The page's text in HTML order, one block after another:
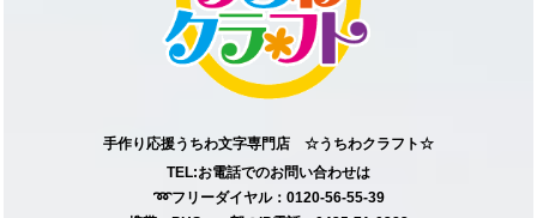
手作り応援うちわ文字専門店 ☆うちわクラフト☆
TEL:お電話でのお問い合わせは
➿フリーダイヤル：0120-56-55-39